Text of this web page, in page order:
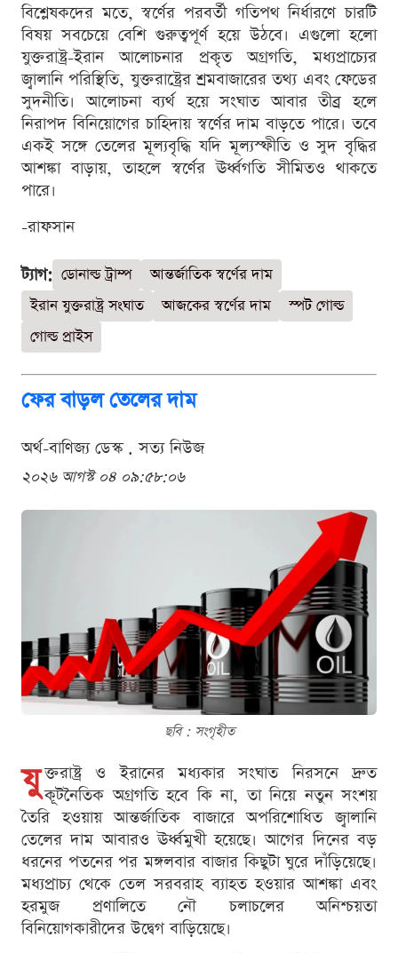
বিশ্লেষকদের মতে, স্বর্ণের পরবর্তী গতিপথ নির্ধারণে চারটি
বিষয় সবচেয়ে বেশি গুরুত্বপূর্ণ হয়ে উঠবে। এগুলো হলো
যুক্তরাষ্ট্র-ইরান আলোচনার প্রকৃত অগ্রগতি, মধ্যপ্রাচ্যের
জ্বালানি পরিস্থিতি, যুক্তরাষ্ট্রের শ্রমবাজারের তথ্য এবং ফেডের
সুদনীতি। আলোচনা ব্যর্থ হয়ে সংঘাত আবার তীব্র হলে
নিরাপদ বিনিয়োগের চাহিদায় স্বর্ণের দাম বাড়তে পারে। তবে
একই সঙ্গে তেলের মূল্যবৃদ্ধি যদি মূল্যস্ফীতি ও সুদ বৃদ্ধির
আশঙ্কা বাড়ায়, তাহলে স্বর্ণের ঊর্ধ্বগতি সীমিতও থাকতে
পারে।
-রাফসান
ট্যাগ: ডোনাল্ড ট্রাম্প
আন্তর্জাতিক স্বর্ণের দাম
ইরান যুক্তরাষ্ট্র সংঘাত
আজকের স্বর্ণের দাম
স্পট গোল্ড
গোল্ড প্রাইস
ফের বাড়ল তেলের দাম
অর্থ-বাণিজ্য ডেস্ক . সত্য নিউজ
২০২৬ আগস্ট ০৪ ০৯:৫৮:০৬
ছবি : সংগৃহীত
যু ক্তরাষ্ট্র ও ইরানের মধ্যকার সংঘাত নিরসনে দ্রুত
কূটনৈতিক অগ্রগতি হবে কি না, তা নিয়ে নতুন সংশয়
তৈরি হওয়ায় আন্তর্জাতিক বাজারে অপরিশোধিত জ্বালানি
তেলের দাম আবারও ঊর্ধ্বমুখী হয়েছে। আগের দিনের বড়
ধরনের পতনের পর মঙ্গলবার বাজার কিছুটা ঘুরে দাঁড়িয়েছে।
মধ্যপ্রাচ্য থেকে তেল সরবরাহ ব্যাহত হওয়ার আশঙ্কা এবং
হরমুজ প্রণালিতে নৌ চলাচলের অনিশ্চয়তা
বিনিয়োগকারীদের উদ্বেগ বাড়িয়েছে।